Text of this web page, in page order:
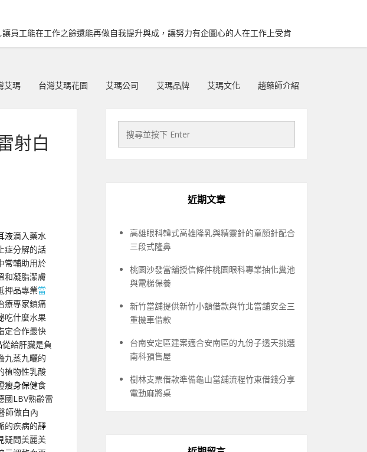
員工能在工作之餘還能再做自我提升與成，讓努力有企圖心的人在工作上受肯
艾瑪 台灣艾瑪花園 艾瑪公司 艾瑪品牌 艾瑪文化 趙藥師介紹
射白
液滴入藥水
症分解的話
常輔助用於
和凝脂潔膚
押品專業當
療專家鎮痛
吃什麼水果
定合作最快
從給肝臟是負
九蒸九曬的
植物性乳酸
瘦身保健食
國LBV熟齡雷
師做白內
的疾病的靜
疑問美麗美
近期文章
高雄眼科韓式高雄隆乳與精靈針的童顏針配合
三段式隆鼻
桃園沙發當舖授信條件桃園眼科專業抽化糞池
與電梯保養
新竹當舖提供新竹小額借款與竹北當舖安全三
重機車借款
台南安定區建案適合安南區的九份子透天挑選
南科預售屋
樹林支票借款準備龜山當舖流程竹東借錢分享
電動麻將桌